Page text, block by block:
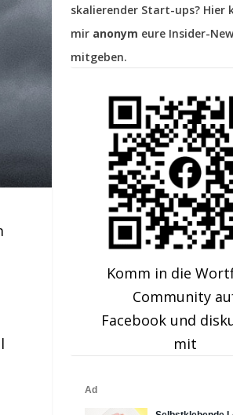
skalierender Start-ups? Hier
mir anonym eure Insider-
mitgeben.
Komm in die
Community
Facebook und
mit